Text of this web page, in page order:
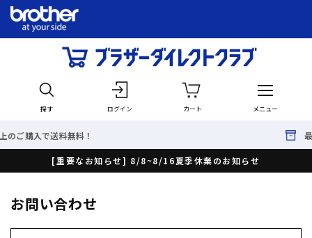
探す ログイン カート メニュー
料！ 最短で翌日出荷！
[重要なお知らせ] 8/8~8/16夏季休業のお知らせ
お問い合わせ